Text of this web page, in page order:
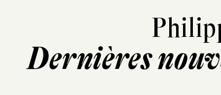
Dernières